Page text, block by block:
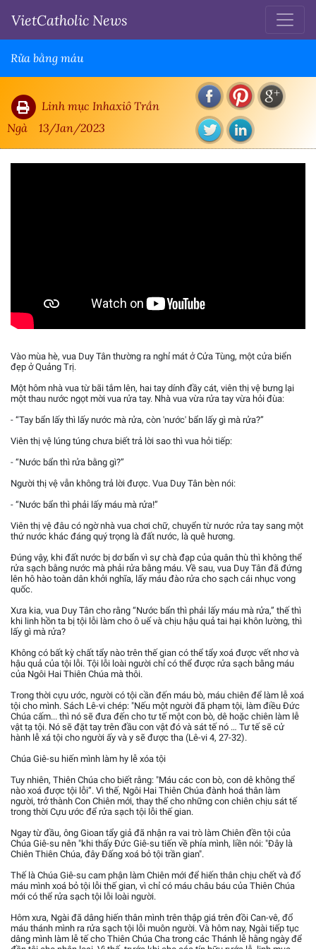
VietCatholic News
Rửa bằng máu
Linh mục Inhaxiô Trần
Ngà
13/Jan/2023
Vào mùa hè, vua Duy Tân thường ra nghỉ mát ở Cửa Tùng, một cửa biển
đẹp ở Quảng Trị.
Một hôm nhà vua từ bãi tắm lên, hai tay dính đầy cát, viên thị vệ bưng lại
một thau nước ngọt mời vua rửa tay. Nhà vua vừa rửa tay vừa hỏi đùa:
- “Tay bẩn lấy thì lấy nước mà rửa, còn 'nước' bẩn lấy gì mà rửa?”
Viên thị vệ lúng túng chưa biết trả lời sao thì vua hỏi tiếp:
- “Nước bẩn thì rửa bằng gì?”
Người thị vệ vẫn không trả lời được. Vua Duy Tân bèn nói:
- “Nước bẩn thì phải lấy máu mà rửa!”
Viên thị vệ đâu có ngờ nhà vua chơi chữ, chuyển từ nước rửa tay sang một
thứ nước khác đáng quý trọng là đất nước, là quê hương.
Đúng vậy, khi đất nước bị dơ bẩn vì sự chà đạp của quân thù thì không thể
rửa sạch bằng nước mà phải rửa bằng máu. Về sau, vua Duy Tân đã đứng
lên hô hào toàn dân khởi nghĩa, lấy máu đào rửa cho sạch cái nhục vong
quốc.
Xưa kia, vua Duy Tân cho rằng “Nước bẩn thì phải lấy máu mà rửa,” thế thì
khi linh hồn ta bị tội lỗi làm cho ô uế và chịu hậu quả tai hại khôn lường, thì
lấy gì mà rửa?
Không có bất kỳ chất tẩy nào trên thế gian có thể tẩy xoá được vết nhơ và
hậu quả của tội lỗi. Tội lỗi loài người chỉ có thể được rửa sạch bằng máu
của Ngôi Hai Thiên Chúa mà thôi.
Trong thời cựu ước, người có tội cần đến máu bò, máu chiên để làm lễ xoá
tội cho mình. Sách Lê-vi chép: "Nếu một người đã phạm tội, làm điều Đức
Chúa cấm... thì nó sẽ đưa đến cho tư tế một con bò, dê hoặc chiên làm lễ
vật tạ tội. Nó sẽ đặt tay trên đầu con vật đó và sát tế nó … Tư tế sẽ cử
hành lễ xá tội cho người ấy và y sẽ được tha (Lê-vi 4, 27-32).
Chúa Giê-su hiến mình làm hy lễ xóa tội
Tuy nhiên, Thiên Chúa cho biết rằng: "Máu các con bò, con dê không thể
nào xoá được tội lỗi”. Vì thế, Ngôi Hai Thiên Chúa đành hoá thân làm
người, trở thành Con Chiên mới, thay thế cho những con chiên chịu sát tế
trong thời Cựu ước để rửa sạch tội lỗi thế gian.
Ngay từ đầu, ông Gioan tẩy giả đã nhận ra vai trò làm Chiên đền tội của
Chúa Giê-su nên "khi thấy Đức Giê-su tiến về phía mình, liền nói: "Đây là
Chiên Thiên Chúa, đây Đấng xoá bỏ tội trần gian".
Thế là Chúa Giê-su cam phận làm Chiên mới để hiến thân chịu chết và đổ
máu mình xoá bỏ tội lỗi thế gian, vì chỉ có máu châu báu của Thiên Chúa
mới có thể rửa sạch tội lỗi loài người.
Hôm xưa, Ngài đã dâng hiến thân mình trên thập giá trên đồi Can-vê, đổ
máu thánh mình ra rửa sạch tội lỗi muôn người. Và hôm nay, Ngài tiếp tục
dâng mình làm lễ tế cho Thiên Chúa Cha trong các Thánh lễ hằng ngày để